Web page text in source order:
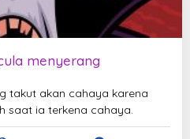
menyerang
takut akan cahaya karena
saat ia terkena cahaya.